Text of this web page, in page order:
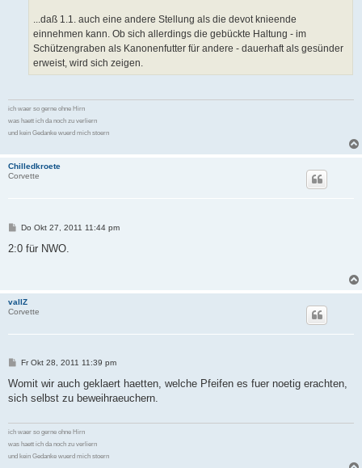
...daß 1.1. auch eine andere Stellung als die devot knieende
einnehmen kann. Ob sich allerdings die gebückte Haltung - im
Schützengraben als Kanonenfutter für andere - dauerhaft als gesünder
erweist, wird sich zeigen.
ich waer so gerne ohne Hirn
was haett ich da noch zu verliern
und kein Gedanke wuerd mich stoern
Chilledkroete
Corvette
B
i
Do Okt 27, 2011 11:44 pm
2:0 für NWO.
vallZ
Corvette
B
i
r
Fr Okt 28, 2011 11:39 pm
Womit wir auch geklaert haetten, welche Pfeifen es fuer noetig erachten,
sich selbst zu beweihraeuchern.
ich waer so gerne ohne Hirn
was haett ich da noch zu verliern
und kein Gedanke wuerd mich stoern